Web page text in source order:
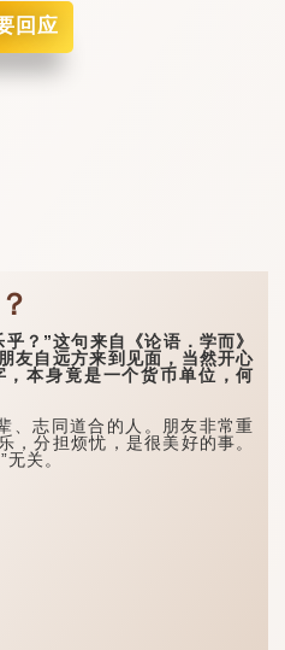
回应
”这句来自《论语．学而》
友自远方来到见面，当然开心
本身竟是一个货币单位，何
志同道合的人。朋友非常重
，分担烦忧，是很美好的事。
关。